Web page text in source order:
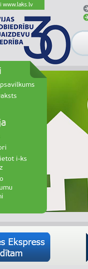
www.laks.lv
i-ks